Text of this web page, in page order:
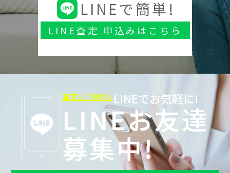
LINEで簡単!
LINE査定 申込みはこちら
査定もご相談も LINEでお気軽に!
LINEお友達
募集中!